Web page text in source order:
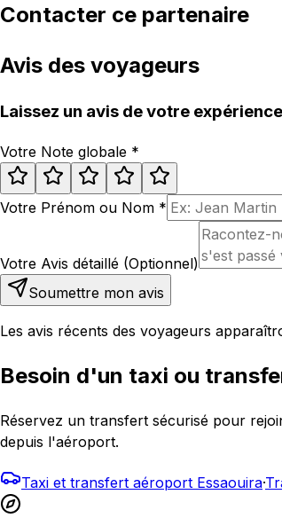
Contacter ce partenaire
Avis des voyageurs
Laissez un avis de votre expérience
Votre Note globale *
Votre Prénom ou Nom *
Votre Avis détaillé (Optionnel)
Soumettre mon avis
Les avis récents des voyageurs
Besoin d'un taxi ou
Réservez un transfert sécurisé pour
depuis l'aéroport.
Taxi et transfert aéroport Essaouira·